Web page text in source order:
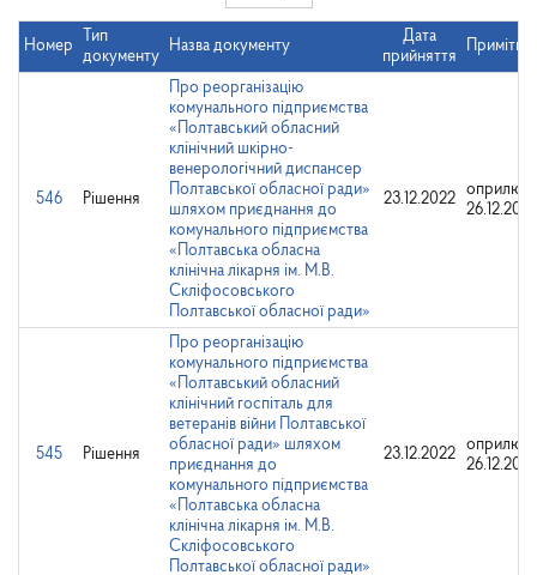
Номер
Тип
документу
Назва документу
Дата
прийняття
Примітки
546 Рішення
Про реорганізацію
комунального підприємства
«Полтавський обласний
клінічний шкірно-
венерологічний диспансер
Полтавської обласної ради»
шляхом приєднання до
комунального підприємства
«Полтавська обласна
клінічна лікарня ім. М.В.
Скліфосовського
Полтавської обласної ради»
23.12.2022
26.12.2022
545 Рішення
Про реорганізацію
комунального підприємства
«Полтавський обласний
клінічний госпіталь для
ветеранів війни Полтавської
обласної ради» шляхом
приєднання до
комунального підприємства
«Полтавська обласна
клінічна лікарня ім. М.В.
Скліфосовського
Полтавської обласної ради»
23.12.2022
26.12.2022